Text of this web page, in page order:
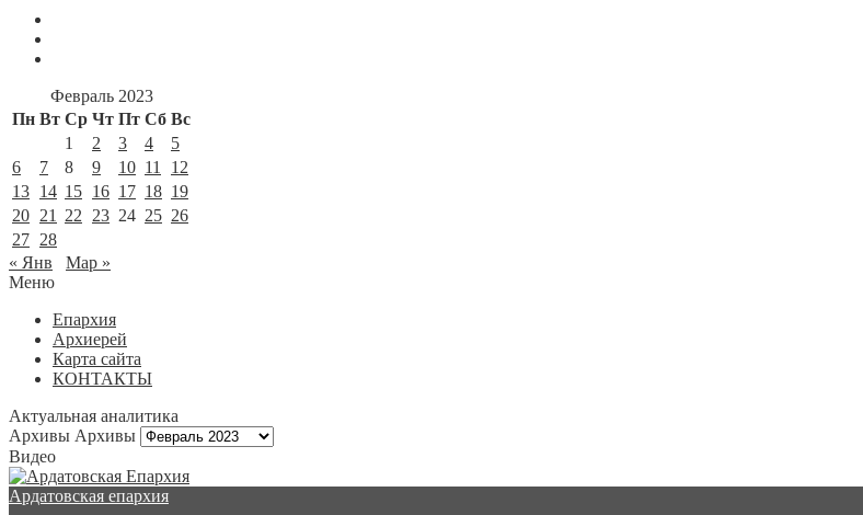
Февраль 2023
Пн Вт Ср Чт Пт Сб Вс
1
2 3 4
5
6
7 8 9 10 11
12
13 14 15 16 17 18 19
20 21 22 23 24 25 26
27 28
« Янв
Мар »
Меню
Епархия
Архиерей
Карта сайта
КОНТАКТЫ
Актуальная аналитика
Архивы Архивы
Видео
Ардатовская епархия